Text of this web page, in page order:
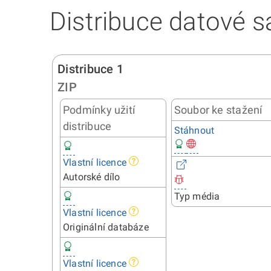
Distribuce datové
Distribuce 1
ZIP
Podmínky užití
distribuce
Vlastní licence
Autorské dílo
Vlastní licence
Originální databáze
Vlastní licence
Soubor ke stažení
Stáhnout
Typ média